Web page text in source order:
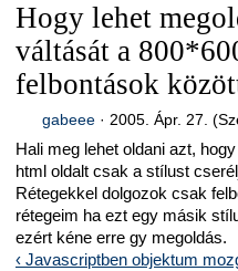
Hogy lehet
váltását a
felbontások
gabeee· 2005. Ápr. 27.
Hali meg lehet oldani azt,
html oldalt csak a stílust
Rétegekkel dolgozok csak
rétegeim ha ezt egy másik
ezért kéne erre gy megoldás.
‹ Javascriptben objektum